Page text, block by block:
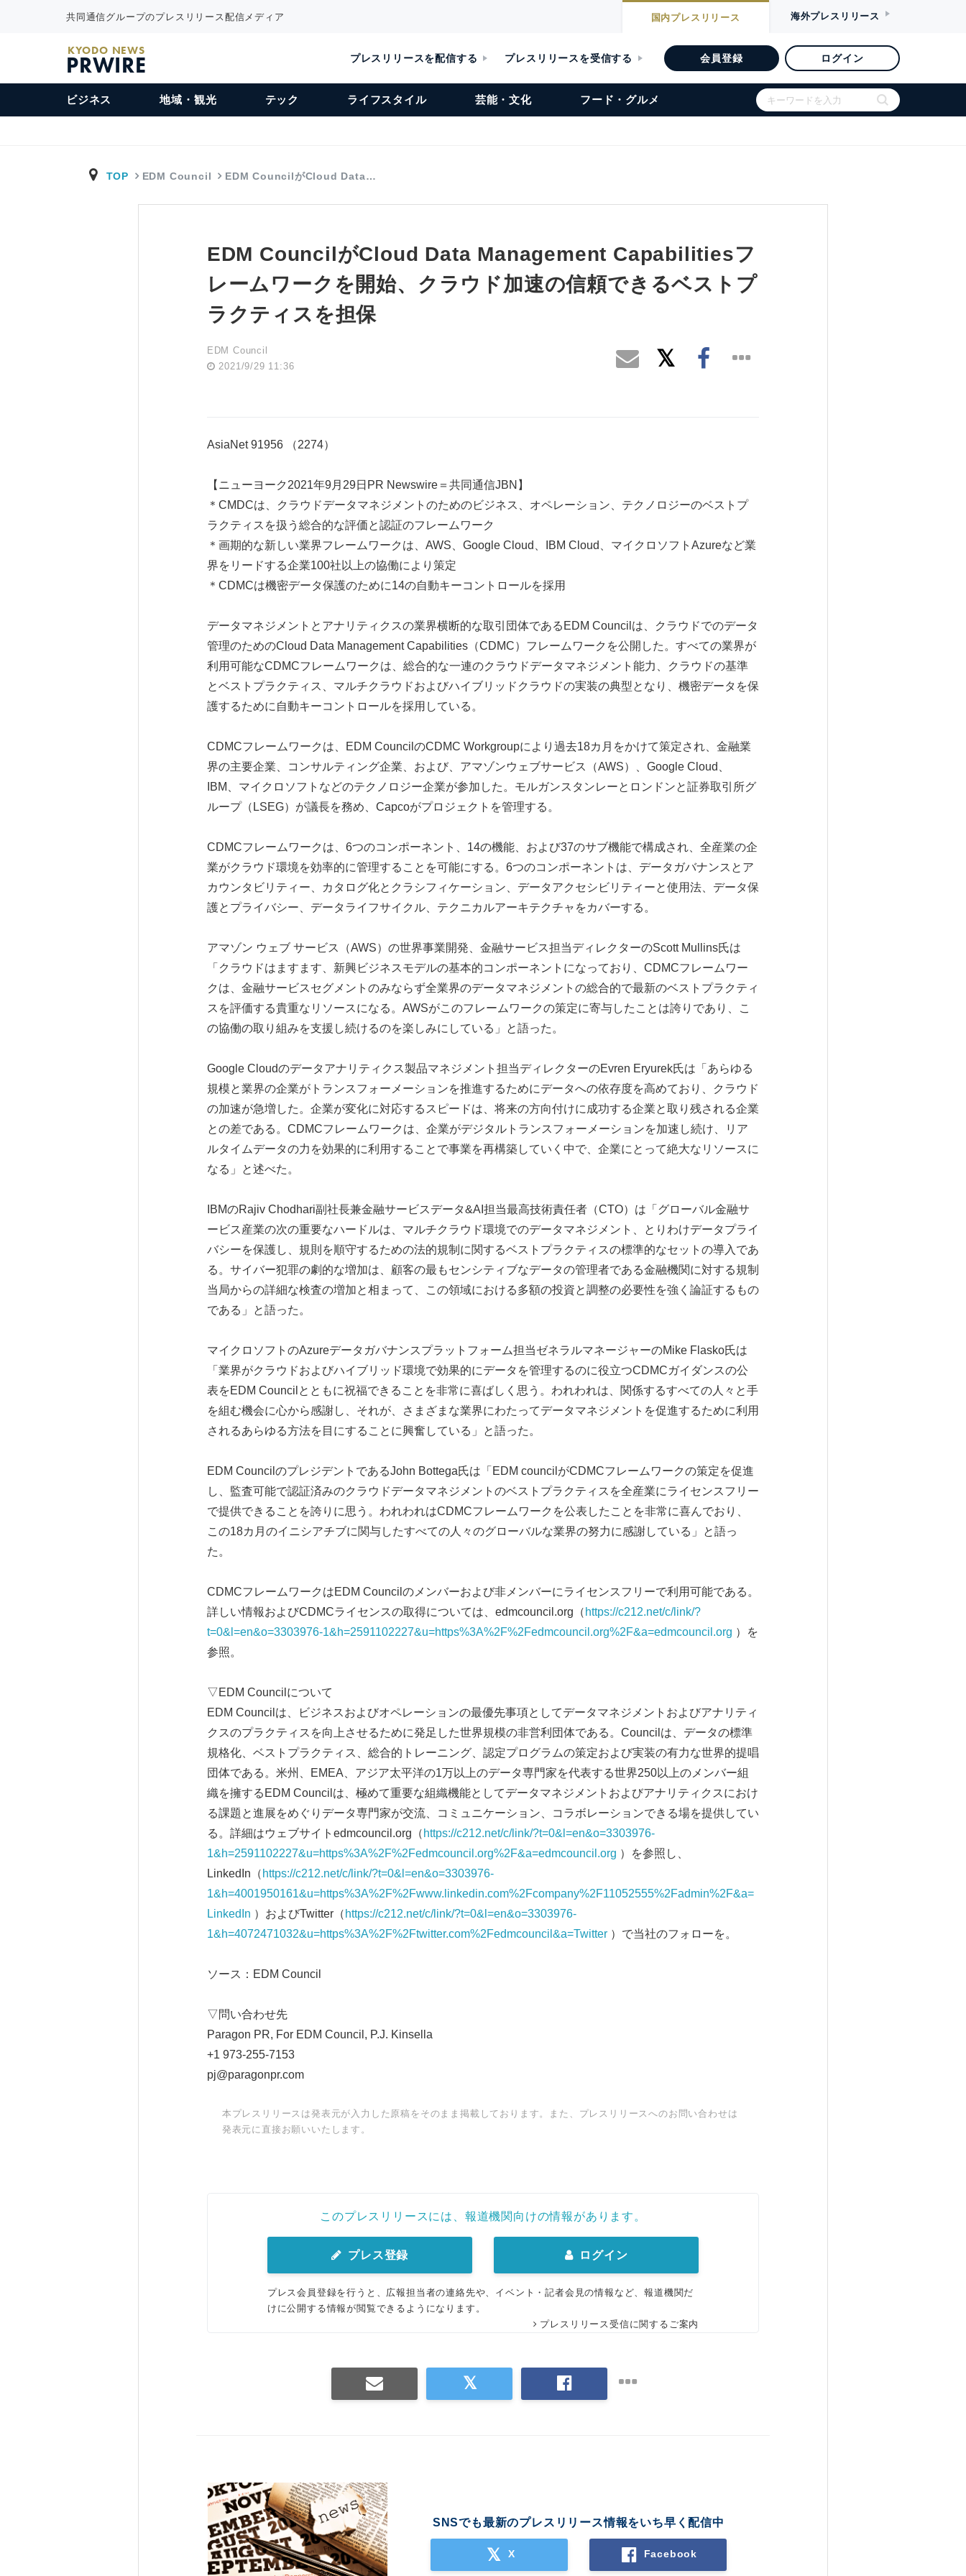
共同通信グループのプレスリリース配信メディア 国内プレスリリース 海外プレスリリース
KYODO NEWS
PRWIRE プレスリリースを配信する プレスリリースを受信する 会員登録 ログイン
ビジネス 地域・観光 テック ライフスタイル 芸能・文化 フード・グルメ
TOP EDM Council EDM CouncilがCloud Data…
EDM CouncilがCloud Data Management Capabilitiesフ
レームワークを開始、クラウド加速の信頼できるベストプ
ラクティスを担保
EDM Council
2021/9/29 11:36
AsiaNet 91956 （2274）
【ニューヨーク2021年9月29日PR Newswire＝共同通信JBN】
＊CMDCは、クラウドデータマネジメントのためのビジネス、オペレーション、テクノロジーのベストプ
ラクティスを扱う総合的な評価と認証のフレームワーク
＊画期的な新しい業界フレームワークは、AWS、Google Cloud、IBM Cloud、マイクロソフトAzureなど業
界をリードする企業100社以上の協働により策定
＊CDMCは機密データ保護のために14の自動キーコントロールを採用
データマネジメントとアナリティクスの業界横断的な取引団体であるEDM Councilは、クラウドでのデータ
管理のためのCloud Data Management Capabilities（CDMC）フレームワークを公開した。すべての業界が
利用可能なCDMCフレームワークは、総合的な一連のクラウドデータマネジメント能力、クラウドの基準
とベストプラクティス、マルチクラウドおよびハイブリッドクラウドの実装の典型となり、機密データを保
護するために自動キーコントロールを採用している。
CDMCフレームワークは、EDM CouncilのCDMC Workgroupにより過去18カ月をかけて策定され、金融業
界の主要企業、コンサルティング企業、および、アマゾンウェブサービス（AWS）、Google Cloud、
IBM、マイクロソフトなどのテクノロジー企業が参加した。モルガンスタンレーとロンドンと証券取引所グ
ループ（LSEG）が議長を務め、Capcoがプロジェクトを管理する。
CDMCフレームワークは、6つのコンポーネント、14の機能、および37のサブ機能で構成され、全産業の企
業がクラウド環境を効率的に管理することを可能にする。6つのコンポーネントは、データガバナンスとア
カウンタビリティー、カタログ化とクラシフィケーション、データアクセシビリティーと使用法、データ保
護とプライバシー、データライフサイクル、テクニカルアーキテクチャをカバーする。
アマゾン ウェブ サービス（AWS）の世界事業開発、金融サービス担当ディレクターのScott Mullins氏は
「クラウドはますます、新興ビジネスモデルの基本的コンポーネントになっており、CDMCフレームワー
クは、金融サービスセグメントのみならず全業界のデータマネジメントの総合的で最新のベストプラクティ
スを評価する貴重なリソースになる。AWSがこのフレームワークの策定に寄与したことは誇りであり、こ
の協働の取り組みを支援し続けるのを楽しみにしている」と語った。
Google Cloudのデータアナリティクス製品マネジメント担当ディレクターのEvren Eryurek氏は「あらゆる
規模と業界の企業がトランスフォーメーションを推進するためにデータへの依存度を高めており、クラウド
の加速が急増した。企業が変化に対応するスピードは、将来の方向付けに成功する企業と取り残される企業
との差である。CDMCフレームワークは、企業がデジタルトランスフォーメーションを加速し続け、リア
ルタイムデータの力を効果的に利用することで事業を再構築していく中で、企業にとって絶大なリソースに
なる」と述べた。
IBMのRajiv Chodhari副社長兼金融サービスデータ&AI担当最高技術責任者（CTO）は「グローバル金融サ
ービス産業の次の重要なハードルは、マルチクラウド環境でのデータマネジメント、とりわけデータプライ
バシーを保護し、規則を順守するための法的規制に関するベストプラクティスの標準的なセットの導入であ
る。サイバー犯罪の劇的な増加は、顧客の最もセンシティブなデータの管理者である金融機関に対する規制
当局からの詳細な検査の増加と相まって、この領域における多額の投資と調整の必要性を強く論証するもの
である」と語った。
マイクロソフトのAzureデータガバナンスプラットフォーム担当ゼネラルマネージャーのMike Flasko氏は
「業界がクラウドおよびハイブリッド環境で効果的にデータを管理するのに役立つCDMCガイダンスの公
表をEDM Councilとともに祝福できることを非常に喜ばしく思う。われわれは、関係するすべての人々と手
を組む機会に心から感謝し、それが、さまざまな業界にわたってデータマネジメントを促進するために利用
されるあらゆる方法を目にすることに興奮している」と語った。
EDM CouncilのプレジデントであるJohn Bottega氏は「EDM councilがCDMCフレームワークの策定を促進
し、監査可能で認証済みのクラウドデータマネジメントのベストプラクティスを全産業にライセンスフリー
で提供できることを誇りに思う。われわれはCDMCフレームワークを公表したことを非常に喜んでおり、
この18カ月のイニシアチブに関与したすべての人々のグローバルな業界の努力に感謝している」と語っ
た。
CDMCフレームワークはEDM Councilのメンバーおよび非メンバーにライセンスフリーで利用可能である。
詳しい情報およびCDMCライセンスの取得については、edmcouncil.org（ https://c212.net/c/link/?
t=0&l=en&o=3303976-1&h=2591102227&u=https%3A%2F%2Fedmcouncil.org%2F&a=edmcouncil.org ）を
参照。
▽EDM Councilについて
EDM Councilは、ビジネスおよびオペレーションの最優先事項としてデータマネジメントおよびアナリティ
クスのプラクティスを向上させるために発足した世界規模の非営利団体である。Councilは、データの標準
規格化、ベストプラクティス、総合的トレーニング、認定プログラムの策定および実装の有力な世界的提唱
団体である。米州、EMEA、アジア太平洋の1万以上のデータ専門家を代表する世界250以上のメンバー組
織を擁するEDM Councilは、極めて重要な組織機能としてデータマネジメントおよびアナリティクスにおけ
る課題と進展をめぐりデータ専門家が交流、コミュニケーション、コラボレーションできる場を提供してい
る。詳細はウェブサイトedmcouncil.org（ https://c212.net/c/link/?t=0&l=en&o=3303976-
1&h=2591102227&u=https%3A%2F%2Fedmcouncil.org%2F&a=edmcouncil.org ）を参照し、
LinkedIn（ https://c212.net/c/link/?t=0&l=en&o=3303976-
1&h=4001950161&u=https%3A%2F%2Fwww.linkedin.com%2Fcompany%2F11052555%2Fadmin%2F&a=
LinkedIn ）およびTwitter（ https://c212.net/c/link/?t=0&l=en&o=3303976-
1&h=4072471032&u=https%3A%2F%2Ftwitter.com%2Fedmcouncil&a=Twitter）で当社のフォローを。
ソース：EDM Council
▽問い合わせ先
Paragon PR, For EDM Council, P.J. Kinsella
+1 973-255-7153
pj@paragonpr.com
本プレスリリースは発表元が入力した原稿をそのまま掲載しております。また、プレスリリースへのお問い合わせは
発表元に直接お願いいたします。
このプレスリリースには、報道機関向けの情報があります。
プレス登録 ログイン
プレス会員登録を行うと、広報担当者の連絡先や、イベント・記者会見の情報など、報道機関だ
けに公開する情報が閲覧できるようになります。
プレスリリース受信に関するご案内
SNSでも最新のプレスリリース情報をいち早く配信中
X Facebook
Japanese